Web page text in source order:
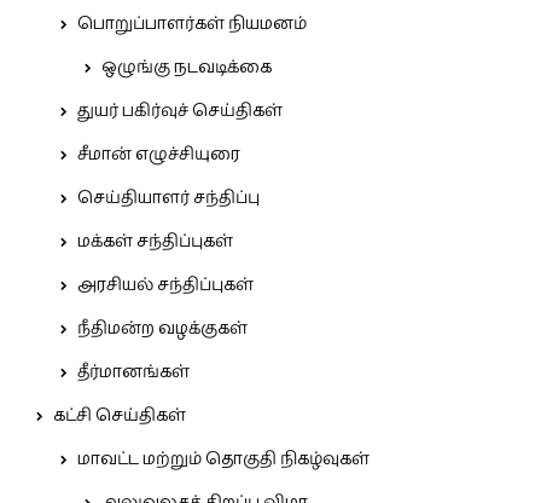
பொறுப்பாளர்கள் நியமனம்
ஒழுங்கு நடவடிக்கை
துயர் பகிர்வுச் செய்திகள்
சீமான் எழுச்சியுரை
செய்தியாளர் சந்திப்பு
மக்கள் சந்திப்புகள்
அரசியல் சந்திப்புகள்
நீதிமன்ற வழக்குகள்
தீர்மானங்கள்
கட்சி செய்திகள்
மாவட்ட மற்றும் தொகுதி நிகழ்வுகள்